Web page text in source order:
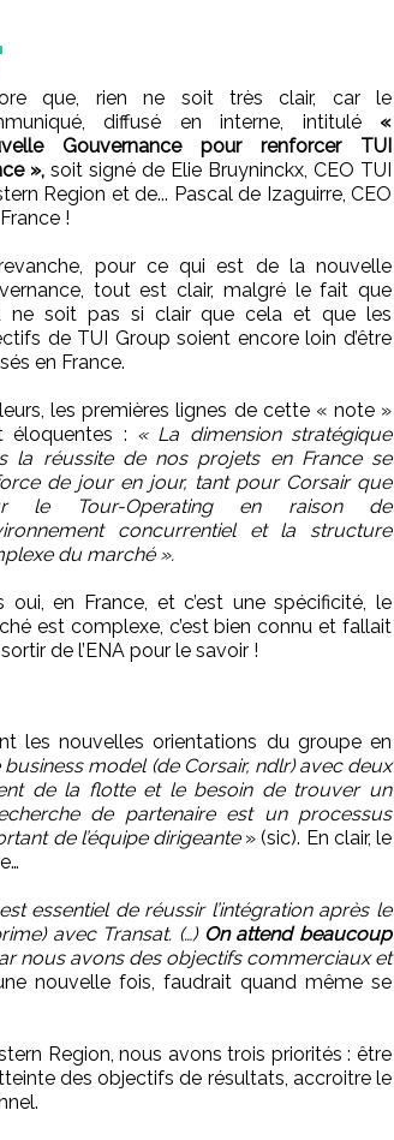
que, rien ne soit très clair, car le
diffusé en interne, intitulé «
Gouvernance pour renforcer TUI
», soit signé de Elie Bruyninckx, CEO TUI
Region et de... Pascal de Izaguirre, CEO
!
pour ce qui est de la nouvelle
tout est clair, malgré le fait que
ne soit pas si clair que cela et que les
de TUI Group soient encore loin d’être
en France.
les premières lignes de cette « note »
éloquentes : « La dimension stratégique
la réussite de nos projets en France se
de jour en jour, tant pour Corsair que
le Tour-Operating en raison de
concurrentiel et la structure
du marché ».
oui, en France, et c’est une spécificité, le
est complexe, c’est bien connu et fallait
de l’ENA pour le savoir !
les nouvelles orientations du groupe en
business model (de Corsair, ndlr) avec deux
de la flotte et le besoin de trouver un
de partenaire est un processus
de l’équipe dirigeante» (sic). En clair, le
essentiel de réussir l’intégration après le
avec Transat. (…) On attend beaucoup
nous avons des objectifs commerciaux et
nouvelle fois, faudrait quand même se
Region, nous avons trois priorités : être
des objectifs de résultats, accroitre le